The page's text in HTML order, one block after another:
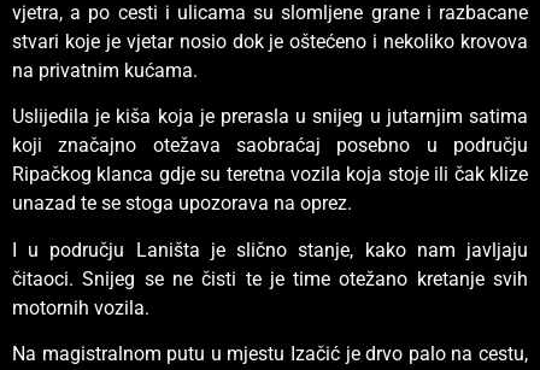
vjetra, a po cesti i ulicama su slomljene grane i razbacane
stvari koje je vjetar nosio dok je oštećeno i nekoliko krovova
na privatnim kućama.
Uslijedila je kiša koja je prerasla u snijeg u jutarnjim satima
koji značajno otežava saobraćaj posebno u području
Ripačkog klanca gdje su teretna vozila koja stoje ili čak klize
unazad te se stoga upozorava na oprez.
I u području Laništa je slično stanje, kako nam javljaju
čitaoci. Snijeg se ne čisti te je time otežano kretanje svih
motornih vozila.
Na magistralnom putu u mjestu Izačić je drvo palo na cestu,